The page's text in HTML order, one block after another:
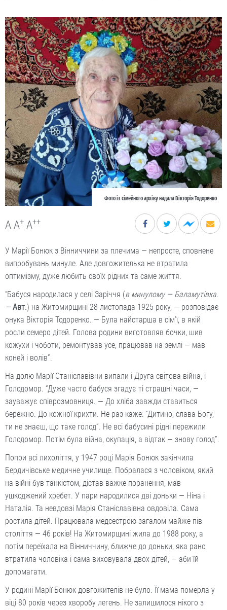
Фото із сімейного архіву надала Вікторія Тодоренко
A A+ A++
У Марії Бонюк з Вінниччини за плечима — непросте, сповнене
випробувань минуле. Але довгожителька не втратила
оптимізму, дуже любить своїх рідних та саме життя.
“Бабуся народилася у селі Заріччя (в минулому — Баламутівка.
— Авт.) на Житомирщині 28 листопада 1925 року, — розповідає
онука Вікторія Тодоренко. — Була найстарша в сім’ї, в якій
росли семеро дітей. Голова родини виготовляв бочки, шив
кожухи і чоботи, ремонтував усе, працював на землі — мав
коней і волів”.
На долю Марії Станіславівни випали і Друга світова війна, і
Голодомор. “Дуже часто бабуся згадує ті страшні часи, —
зауважує співрозмовниця. — До хліба завжди ставиться
бережно. До кожної крихти. Не раз каже: “Дитино, слава Богу,
ти не знаєш, що таке голод”. Не всі бабусині рідні пережили
Голодомор. Потім була війна, окупація, а відтак — знову голод”.
Попри всі лихоліття, у 1947 році Марія Бонюк закінчила
Бердичівське медичне училище. Побралася з чоловіком, який
на війні був танкістом, дістав важке поранення, мав
ушкоджений хребет. У пари народилися дві доньки — Ніна і
Наталія. Та невдовзі Марія Станіславівна овдовіла. Сама
ростила дітей. Працювала медсестрою загалом майже пів
століття — 46 років! На Житомирщині жила до 1988 року, а
потім переїхала на Вінниччину, ближче до доньки, яка рано
втратила чоловіка і сама виховувала двох дітей, — аби їй
допомагати.
У родині Марії Бонюк довгожителів не було. Її мама померла у
віці 80 років через хворобу легень. Не залишилося нікого з